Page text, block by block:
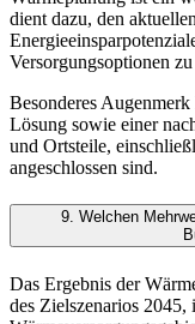
dient dazu, den
Versorgungsoptionen
Besonderes
Lösung sowie einer
und Ortsteile,
angeschlossen sind.
9. Welchen
Das Ergebnis der
des Zielszenarios